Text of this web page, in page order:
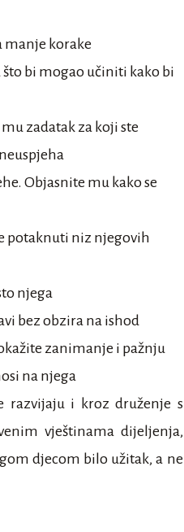
korake
bi mogao učiniti kako bi
zadatak za koji ste
Objasnite mu kako se
potaknuti niz njegovih
njega
bez obzira na ishod
zanimanje i pažnju
na njega
razvijaju i kroz druženje s
vještinama dijeljenja,
djecom bilo užitak, a ne